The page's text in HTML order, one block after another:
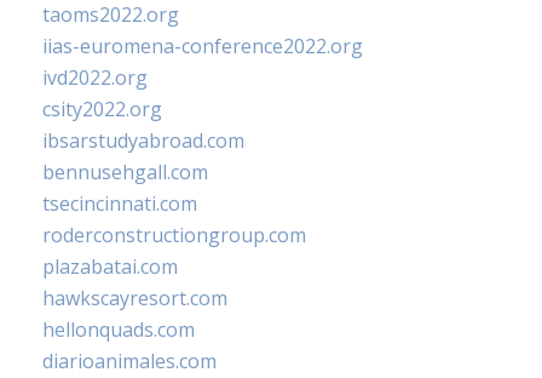
taoms2022.org
iias-euromena-conference2022.org
ivd2022.org
csity2022.org
ibsarstudyabroad.com
bennusehgall.com
tsecincinnati.com
roderconstructiongroup.com
plazabatai.com
hawkscayresort.com
hellonquads.com
diarioanimales.com